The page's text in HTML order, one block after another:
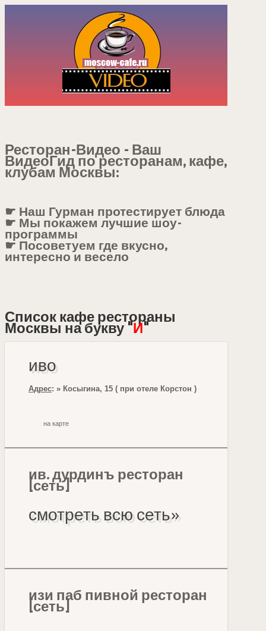
Ресторан-Видео - Ваш
ВидеоГид по ресторанам, кафе,
клубам Москвы:
☛ Наш Гурман протестирует блюда
☛ Мы покажем лучшие шоу-
программы
☛ Посоветуем где вкусно,
интересно и весело
Список кафе рестораны
Москвы на букву "И"
иво
Адрес: » Косыгина, 15 ( при отеле Корстон )
на карте
ив. дурдинъ ресторан
[сеть]
смотреть всю сеть»
изи паб пивной ресторан
[сеть]